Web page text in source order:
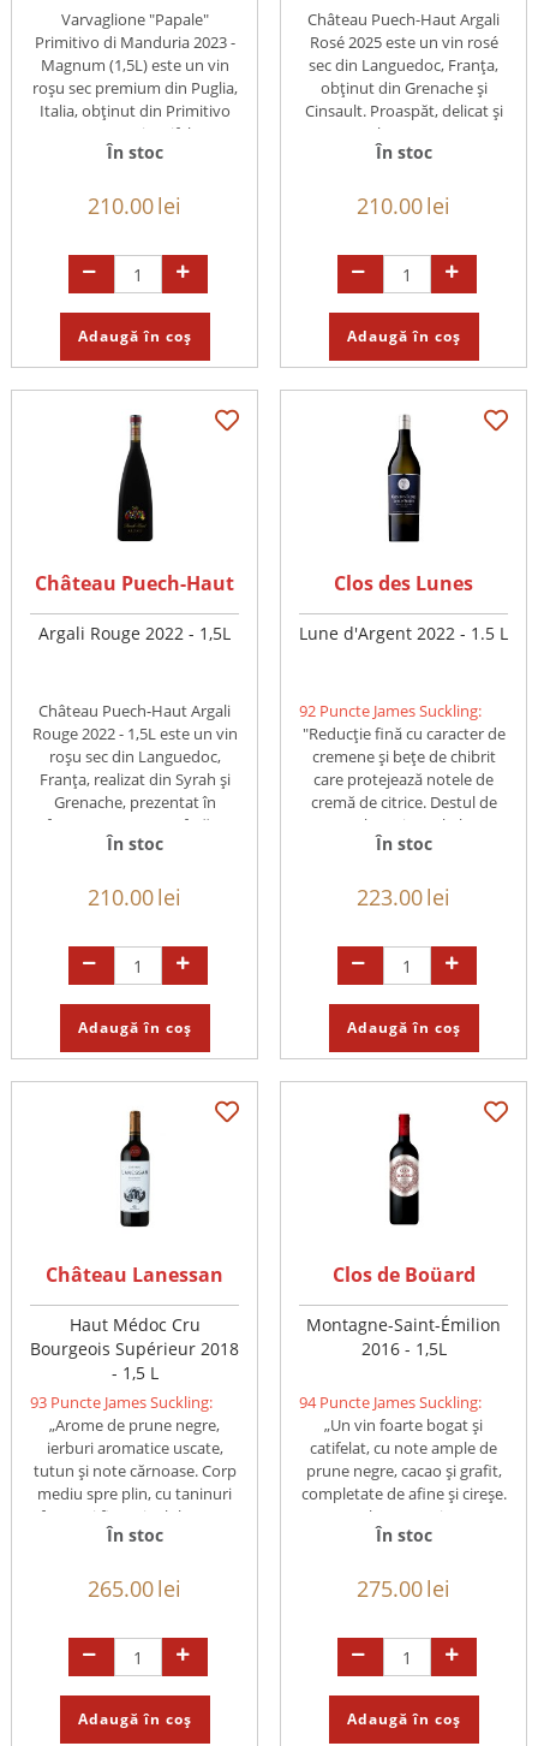
Varvaglione "Papale"
Primitivo di Manduria 2023 -
Magnum (1,5L) este un vin
roșu sec premium din Puglia,
Italia, obținut din Primitivo
100%. Intens și catifelat, cu
arome ...
În stoc
210.00lei
Adaugă în coș
Château Puech-Haut Argali
Rosé 2025 este un vin rosé
sec din Languedoc, Franța,
obținut din Grenache și
Cinsault. Proaspăt, delicat și
elegant, ...
În stoc
210.00lei
Adaugă în coș
Château Puech-Haut
Argali Rouge 2022 - 1,5L
Château Puech-Haut Argali
Rouge 2022 - 1,5L este un vin
roșu sec din Languedoc,
Franța, realizat din Syrah și
Grenache, prezentat în
format Magnum. Oferă ...
În stoc
210.00lei
Adaugă în coș
Clos des Lunes
Lune d'Argent 2022 - 1.5 L
92 Puncte James Suckling:
"Reducție fină cu caracter de
cremene și bețe de chibrit
care protejează notele de
cremă de citrice. Destul de
corpolent și amplu la ...
În stoc
223.00lei
Adaugă în coș
Château Lanessan
Haut Médoc Cru
Bourgeois Supérieur 2018
- 1,5 L
93 Puncte James Suckling:
„Arome de prune negre,
ierburi aromatice uscate,
tutun și note cărnoase. Corp
mediu spre plin, cu taninuri
ferme și fine. Finalul este ...
În stoc
265.00lei
Adaugă în coș
Clos de Boüard
Montagne-Saint-Émilion
2016 - 1,5L
94 Puncte James Suckling:
„Un vin foarte bogat și
catifelat, cu note ample de
prune negre, cacao și grafit,
completate de afine și cireșe.
Gustul este susținut ...
În stoc
275.00lei
Adaugă în coș